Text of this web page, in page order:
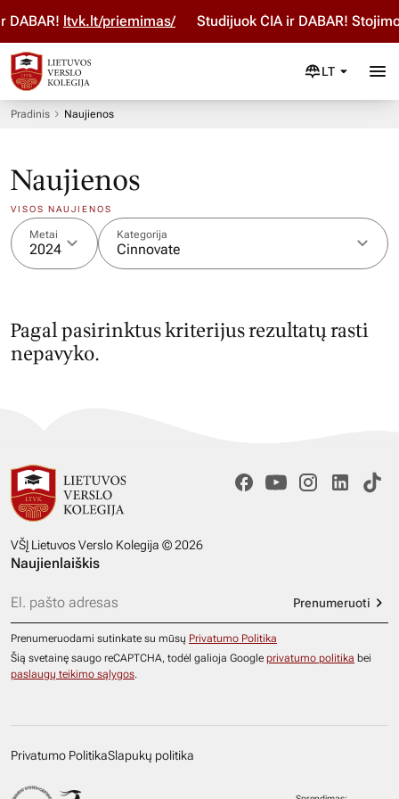
DABAR! ltvk.lt/priemimas/ Studijuok ČIA ir DABAR!
LT
Pradinis Naujienos
Naujienos
VISOS NAUJIENOS
Metai
2024
Kategorija
Cinnovate
Pagal pasirinktus kriterijus rezultatų rasti
nepavyko.
VŠĮ Lietuvos Verslo Kolegija © 2026
Naujienlaiškis
Prenumeruoti
Prenumeruodami sutinkate su mūsų Privatumo Politika
Šią svetainę saugo reCAPTCHA, todėl galioja Google privatumo politika bei
paslaugų teikimo sąlygos.
Privatumo PolitikaSlapukų politika